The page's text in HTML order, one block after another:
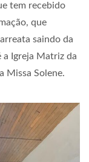
tem recebido
que
saindo da
a Igreja Matriz da
Missa Solene.